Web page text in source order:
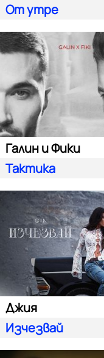
От утре
Галин и Фики
Тактика
Джия
Изчезвай